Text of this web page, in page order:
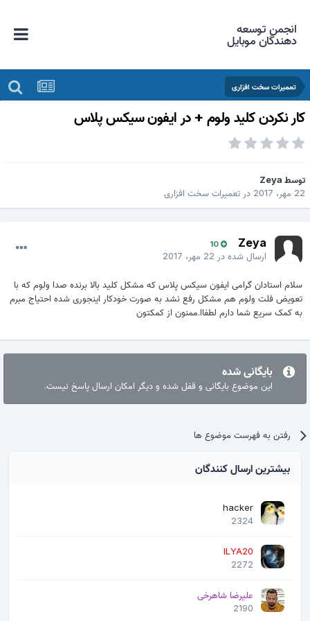
انجمن توسعه
دهندگان موبایل
تعمیرات سخت افزاری
نکردن کلید ولوم + در ایفون سیکس پلاس
Zeya
2017
درتعمیرات سخت افزاری
Zeya
10
ارسال شده در22 مهر، 2017
سلام استادان گرامی ایفون سیکس پلاس که مشکل کلید بالا برنده صدا ولوم که با
تعویض فلت ولوم هم مشکل رفع نشد به صورت خودکار اینجوری شده احتیاج مبرم
به کمک سریع شما دارم لطفاا.ممنون از کمکتون
بایگانی شده
این موضوع بایگانی و قفل شده و دیگر امکان ارسال پاسخ نیست.
رفتن به فهرست موضوع ها
بیشترین ارسال کنندگان
hacker
2324
ILYA20
2272
علیرضا شاهرخی
2190